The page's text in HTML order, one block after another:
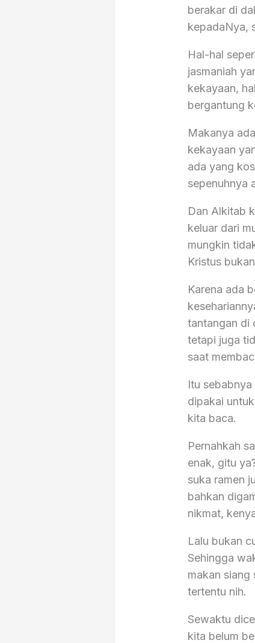
berakar di
kepadaNya,
Hal-hal
jasmaniah
kekayaan,
bergantung
Makanya
kekayaan
ada yang
sepenuhnya
Dan Alkitab
keluar dari
mungkin
Kristus
Karena ada
tantangan di
tetapi juga
saat
Itu
dipakai
kita baca.
Pernahkah
enak, gitu
suka ramen
bahkan
nikmat,
Lalu bukan
Sehingga
makan siang
tertentu nih.
Sewaktu
kita belum